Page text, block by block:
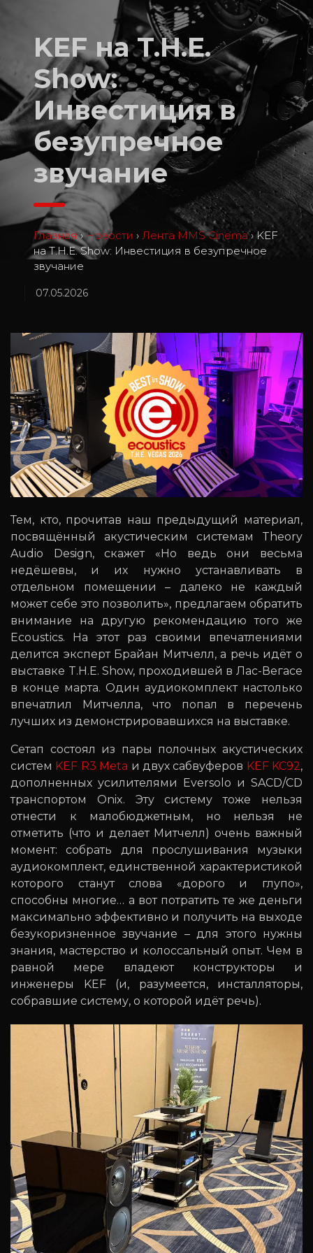
KEF на T.H.E.
Show:
Инвестиция в
безупречное
звучание
Главная › Новости › Лента MMS Cinema › KEF
на T.H.E. Show: Инвестиция в безупречное
звучание
07.05.2026
Тем, кто, прочитав наш предыдущий материал,
посвящённый акустическим системам Theory
Audio Design, скажет «Но ведь они весьма
недёшевы, и их нужно устанавливать в
отдельном помещении – далеко не каждый
может себе это позволить», предлагаем обратить
внимание на другую рекомендацию того же
Ecoustics. На этот раз своими впечатлениями
делится эксперт Брайан Митчелл, а речь идёт о
выставке T.H.E. Show, проходившей в Лас-Вегасе
в конце марта. Один аудиокомплект настолько
впечатлил Митчелла, что попал в перечень
лучших из демонстрировавшихся на выставке.
Сетап состоял из пары полочных акустических
систем KEF R3 Meta и двух сабвуферов KEF KC92,
дополненных усилителями Eversolo и SACD/CD
транспортом Onix. Эту систему тоже нельзя
отнести к малобюджетным, но нельзя не
отметить (что и делает Митчелл) очень важный
момент: собрать для прослушивания музыки
аудиокомплект, единственной характеристикой
которого станут слова «дорого и глупо»,
способны многие… а вот потратить те же деньги
максимально эффективно и получить на выходе
безукоризненное звучание – для этого нужны
знания, мастерство и колоссальный опыт. Чем в
равной мере владеют конструкторы и
инженеры KEF (и, разумеется, инсталляторы,
собравшие систему, о которой идёт речь).